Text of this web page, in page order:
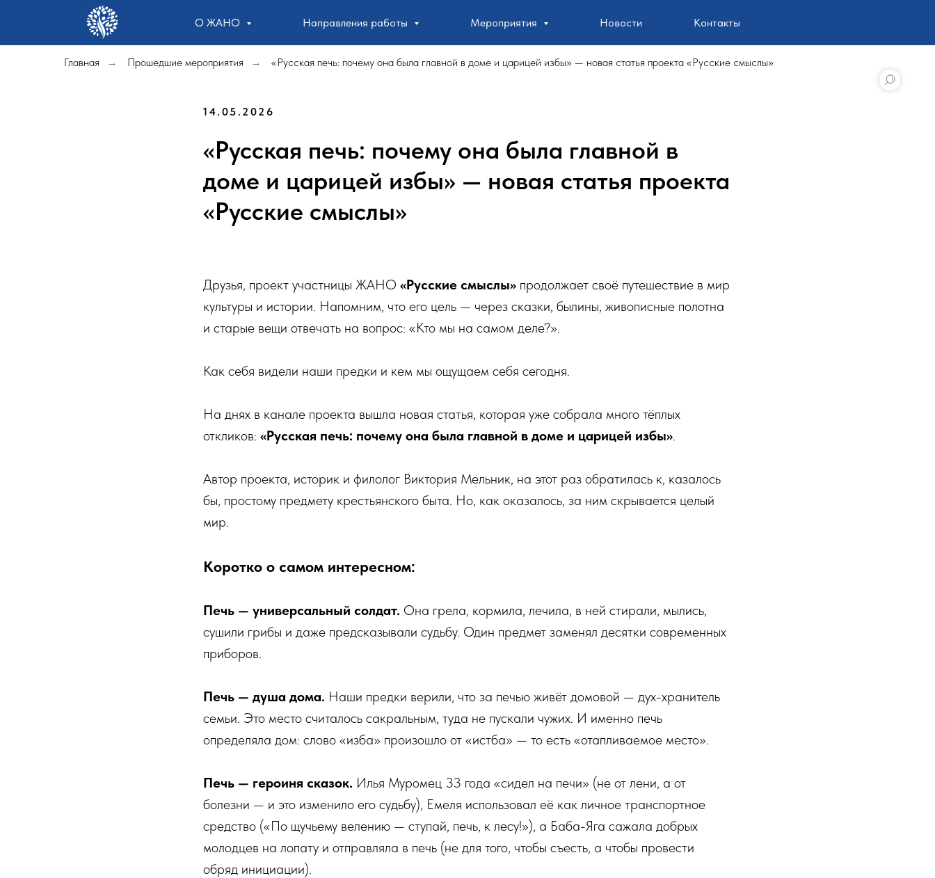
О ЖАНО Направления работы Мероприятия Новости Контакты
Главная → Прошедшие мероприятия → «Русская печь: почему она была главной в доме и царицей избы» — новая статья проекта «Русские смыслы»
14.05.2026
«Русская печь: почему она была главной в
доме и царицей избы» — новая статья проекта
«Русские смыслы»
Друзья, проект участницы ЖАНО «Русские смыслы» продолжает своё путешествие в мир
культуры и истории. Напомним, что его цель — через сказки, былины, живописные полотна
и старые вещи отвечать на вопрос: «Кто мы на самом деле?».
Как себя видели наши предки и кем мы ощущаем себя сегодня.
На днях в канале проекта вышла новая статья, которая уже собрала много тёплых
откликов: «Русская печь: почему она была главной в доме и царицей избы».
Автор проекта, историк и филолог Виктория Мельник, на этот раз обратилась к, казалось
бы, простому предмету крестьянского быта. Но, как оказалось, за ним скрывается целый
мир.
Коротко о самом интересном:
Печь — универсальный солдат. Она грела, кормила, лечила, в ней стирали, мылись,
сушили грибы и даже предсказывали судьбу. Один предмет заменял десятки современных
приборов.
Печь — душа дома. Наши предки верили, что за печью живёт домовой — дух-хранитель
семьи. Это место считалось сакральным, туда не пускали чужих. И именно печь
определяла дом: слово «изба» произошло от «истба» — то есть «отапливаемое место».
Печь — героиня сказок. Илья Муромец 33 года «сидел на печи» (не от лени, а от
болезни — и это изменило его судьбу), Емеля использовал её как личное транспортное
средство («По щучьему велению — ступай, печь, к лесу!»), а Баба-Яга сажала добрых
молодцев на лопату и отправляла в печь (не для того, чтобы съесть, а чтобы провести
обряд инициации).